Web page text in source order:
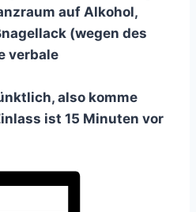
auf Alkohol,
(wegen des
verbale
also komme
ist 15 Minuten vor